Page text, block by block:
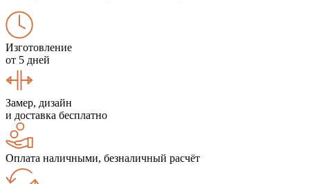
Изготовление
от 5 дней
Замер, дизайн
и доставка бесплатно
Оплата наличными, безналичный расчёт